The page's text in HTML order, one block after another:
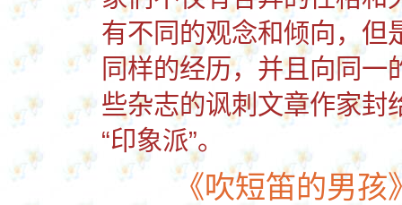
有不同的观念和倾向，但
同样的经历，并且向同一
些杂志的讽刺文章作家
“印象派”。
《吹短笛的男孩